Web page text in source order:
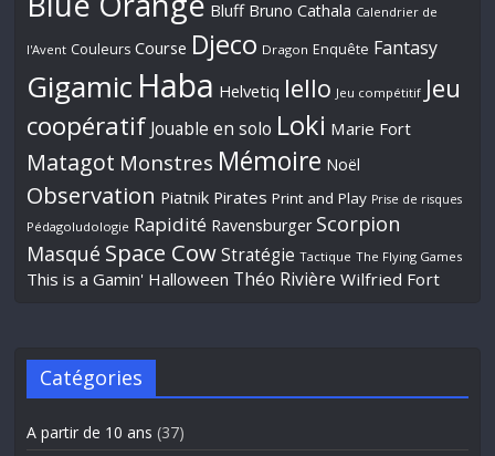
Bluff Bruno Cathala Calendrier de
l'Avent Couleurs Course Djeco Dragon Enquête Fantasy
Gigamic Haba Helvetiq Iello Jeu compétitif Jeu
coopératif Jouable en solo Loki Marie Fort
Matagot Monstres Mémoire Noël
Observation Piatnik Pirates Print and Play Prise de risques
Pédagoludologie Rapidité Ravensburger Scorpion
Masqué Space Cow Stratégie Tactique The Flying Games
This is a Gamin' Halloween Théo Rivière Wilfried Fort
Catégories
A partir de 10 ans (37)